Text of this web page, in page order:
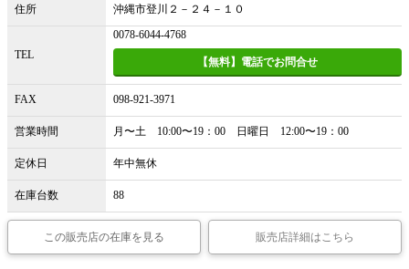
住所 沖縄市登川２－２４－１０
TEL
0078-6044-4768
【無料】電話でお問合せ
FAX 098-921-3971
営業時間 月〜土 10:00〜19：00 日曜日 12:00〜19：00
定休日 年中無休
在庫台数 88
この販売店の在庫を見る 販売店詳細はこちら